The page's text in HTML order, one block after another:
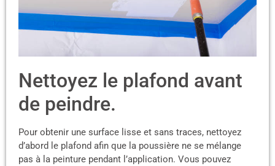
Nettoyez le plafond avant
de peindre.
Pour obtenir une surface lisse et sans traces, nettoyez
d’abord le plafond afin que la poussière ne se mélange
pas à la peinture pendant l’application. Vous pouvez